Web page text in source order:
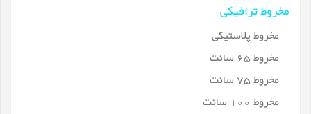
مخروط ترافیکی
مخروط پلاستیکی
مخروط 65 سانت
مخروط 75 سانت
مخروط 100 سانت